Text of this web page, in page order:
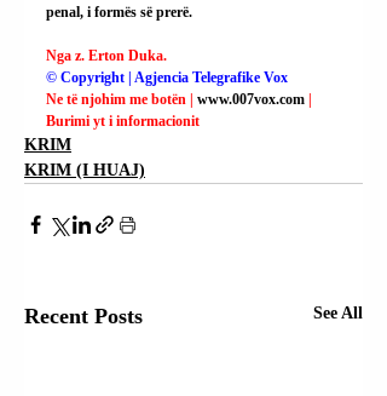
penal, i formës së prerë.
Nga z. Erton Duka.
© Copyright | Agjencia Telegrafike Vox
Ne të njohim me botën | www.007vox.com
Burimi yt i informacionit
KRIM
KRIM (I HUAJ)
Recent Posts See All